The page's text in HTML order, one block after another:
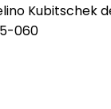
Kubitschek
060